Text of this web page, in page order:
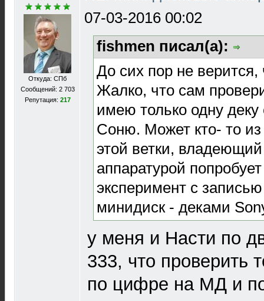
Откуда: СПб
Сообщений: 2 703
Репутация: 217
07-03-2016 00:02
fishmen писал(а):
До сих пор не верится,
Жалко, что сам
имею только одну
Соню. Может кто- то из
этой ветки,
аппаратурой
эксперимент с
минидиск - деками
у меня и Насти по
333, что проверить
по цифре на МД и